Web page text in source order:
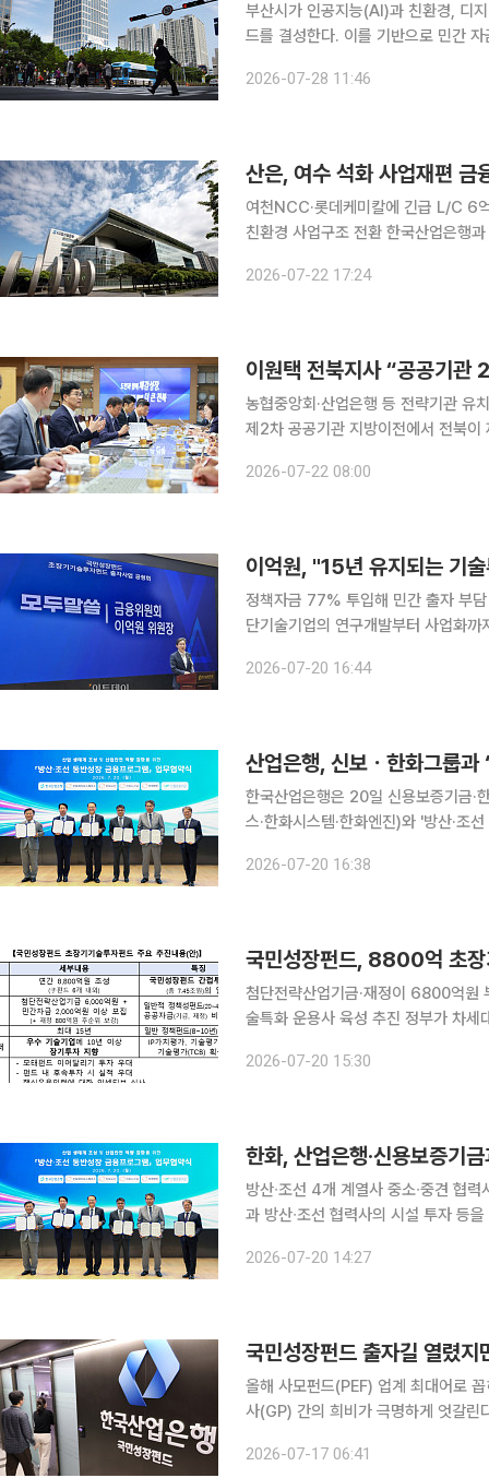
부산시가 인공지능(AI)과 친환경, 디
드를 결성한다. 이를 기반으로 민간
행권 중견기업 전용펀드' 500억원과
2026-07-28 11:46
산은, 여수 석화 사업재편 금
여천NCC·롯데케미칼에 긴급 L/C 6
친환경 사업구조 전환 한국산업은행과 채권금융기관들이 여수 석유화학 산업의 구조개편을 지원하
록 여천NCC와 롯데케미칼에 총 6
2026-07-22 17:24
이원택 전북지사 “공공기관
농협중앙회·산업은행 등 전략기관 유치
제2차 공공기관 지방이전에서 전북이
전북이 소외돼서는 안 된다”며 “정부
2026-07-22 08:00
이억원, "15년 유지되는 기
정책자금 77% 투입해 민간 출자 부담 완
단기술기업의 연구개발부터 사업화
작한다. 이억원 금융위원장은 20
2026-07-20 16:44
산업은행, 신보ㆍ한화그룹과
한국산업은행은 20일 신용보증기금·
스·한화시스템·한화엔진)와 '방산·조
증을 제공하고 산업은행이 특별자금
2026-07-20 16:38
국민성장펀드, 8800억 초
첨단전략산업기금·재정이 6800억
술특화 운용사 육성 추진 정부가 차세대 반도체와 첨단 신약 등 사업화에 오랜 시간이 필요한 핵심
으로 늘리고 정책자금 비중을 높여
2026-07-20 15:30
한화, 산업은행·신용보증기
방산∙조선 4개 계열사 중소∙중견 협력사 대상 시설 투자금
과 방산∙조선 협력사의 시설 투자 등
신용보증기금 이사장과 김희철 한화
2026-07-20 14:27
국민성장펀드 출자길 열렸
올해 사모펀드(PEF) 업계 최대어로
사(GP) 간의 희비가 극명하게 엇갈린
2026-07-17 06:41